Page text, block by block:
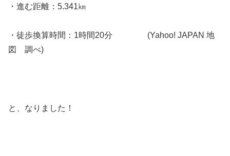
・進む距離：5.341㎞
・徒歩換算時間：1時間20分 (Yahoo! JAPAN 地
図 調べ)
と、なりました！